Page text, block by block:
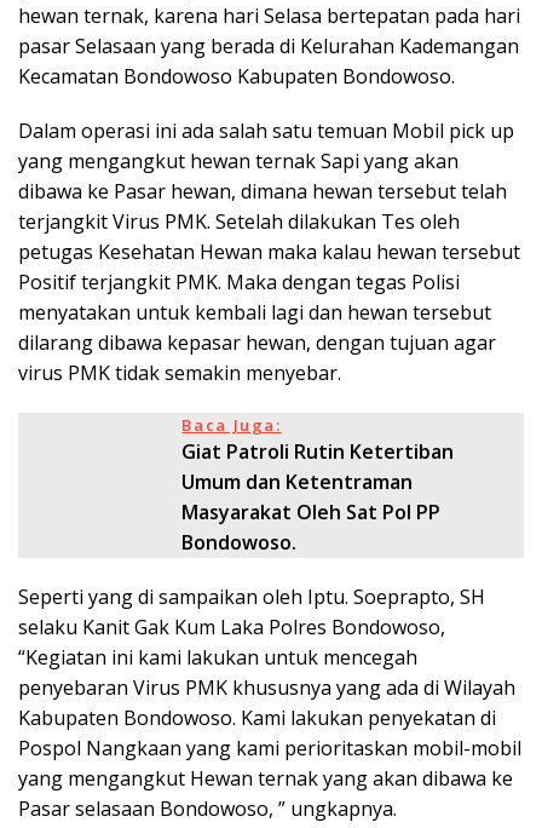
hewan ternak, karena hari Selasa bertepatan pada hari
pasar Selasaan yang berada di Kelurahan Kademangan
Kecamatan Bondowoso Kabupaten Bondowoso.
Dalam operasi ini ada salah satu temuan Mobil pick up
yang mengangkut hewan ternak Sapi yang akan
dibawa ke Pasar hewan, dimana hewan tersebut telah
terjangkit Virus PMK. Setelah dilakukan Tes oleh
petugas Kesehatan Hewan maka kalau hewan tersebut
Positif terjangkit PMK. Maka dengan tegas Polisi
menyatakan untuk kembali lagi dan hewan tersebut
dilarang dibawa kepasar hewan, dengan tujuan agar
virus PMK tidak semakin menyebar.
Baca Juga:
Giat Patroli Rutin Ketertiban
Umum dan Ketentraman
Masyarakat Oleh Sat Pol PP
Bondowoso.
Seperti yang di sampaikan oleh Iptu. Soeprapto, SH
selaku Kanit Gak Kum Laka Polres Bondowoso,
“Kegiatan ini kami lakukan untuk mencegah
penyebaran Virus PMK khususnya yang ada di Wilayah
Kabupaten Bondowoso. Kami lakukan penyekatan di
Pospol Nangkaan yang kami perioritaskan mobil-mobil
yang mengangkut Hewan ternak yang akan dibawa ke
Pasar selasaan Bondowoso, ” ungkapnya.